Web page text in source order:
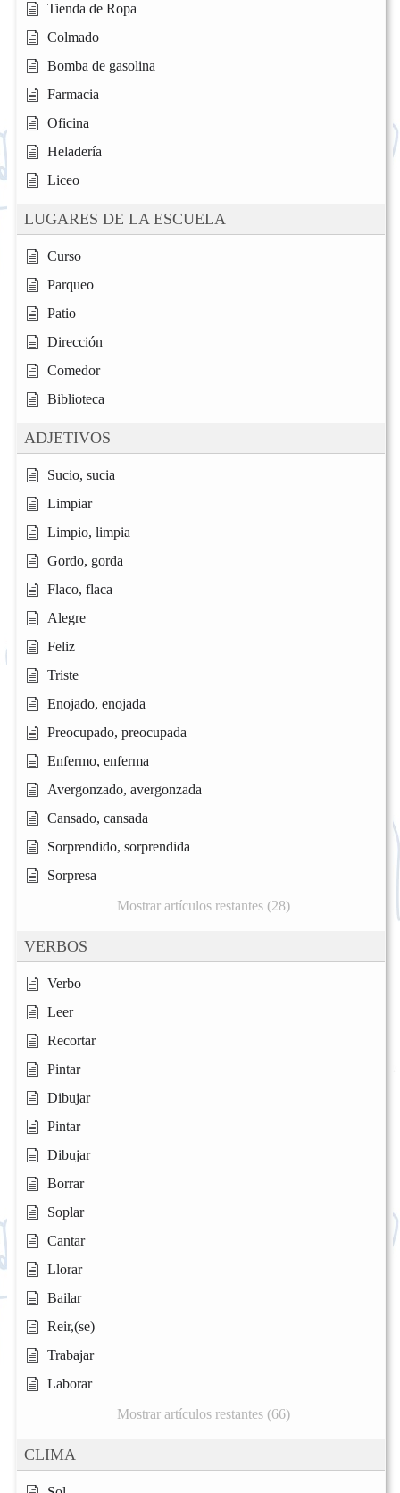
Tienda de Ropa
Colmado
Bomba de gasolina
Farmacia
Oficina
Heladería
Liceo
LUGARES DE LA ESCUELA
Curso
Parqueo
Patio
Dirección
Comedor
Biblioteca
ADJETIVOS
Sucio, sucia
Limpiar
Limpio, limpia
Gordo, gorda
Flaco, flaca
Alegre
Feliz
Triste
Enojado, enojada
Preocupado, preocupada
Enfermo, enferma
Avergonzado, avergonzada
Cansado, cansada
Sorprendido, sorprendida
Sorpresa
Mostrar artículos restantes (28)
VERBOS
Verbo
Leer
Recortar
Pintar
Dibujar
Pintar
Dibujar
Borrar
Soplar
Cantar
Llorar
Bailar
Reir,(se)
Trabajar
Laborar
Mostrar artículos restantes (66)
CLIMA